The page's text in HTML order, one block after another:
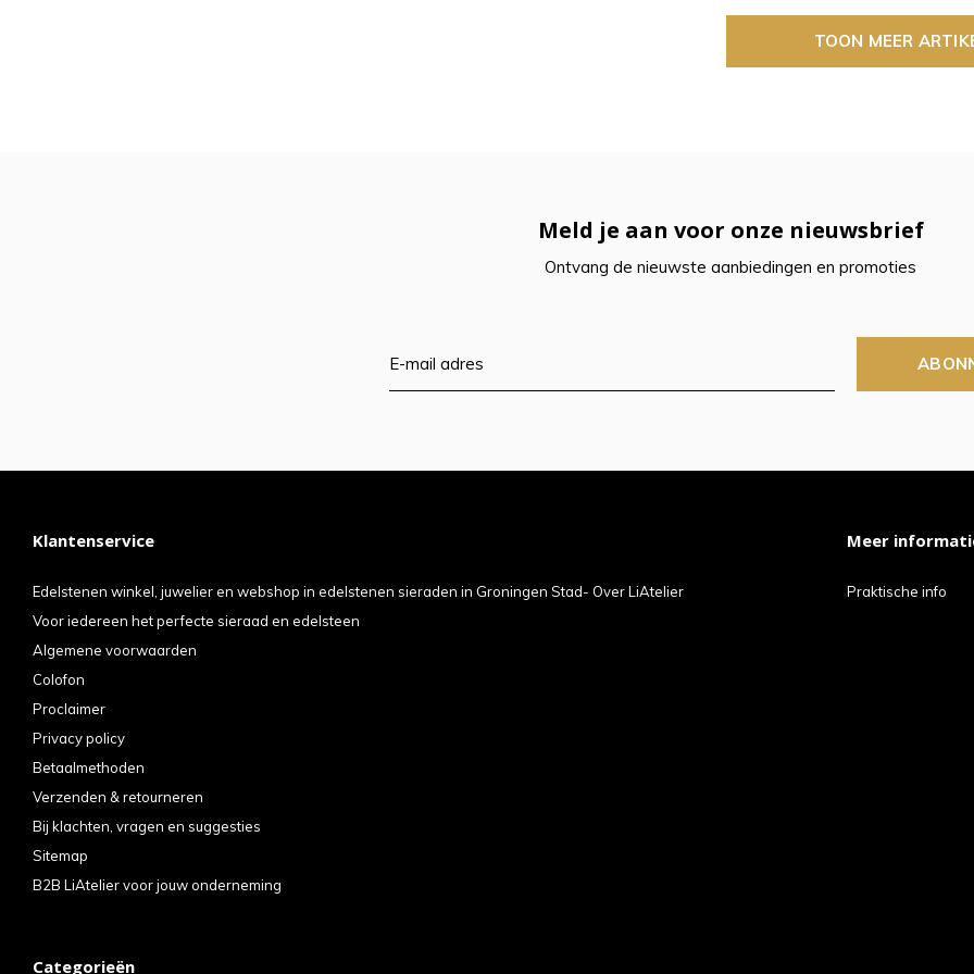
TOON MEER
Meld je aan voor onze nieuwsbrief
Ontvang de nieuwste aanbiedingen en promoties
Klantenservice
Edelstenen winkel, juwelier en webshop in edelstenen sieraden in Groningen Stad- Over LiAtelier
Voor iedereen het perfecte sieraad en edelsteen
Algemene voorwaarden
Colofon
Proclaimer
Privacy policy
Betaalmethoden
Verzenden & retourneren
Bij klachten, vragen en suggesties
Sitemap
B2B LiAtelier voor jouw onderneming
Meer
Praktische info
Categorieën